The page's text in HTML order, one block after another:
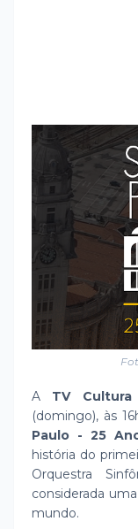
A TV Cultura
(domingo), às
Paulo - 25
história do
Orquestra
considerada
mundo.